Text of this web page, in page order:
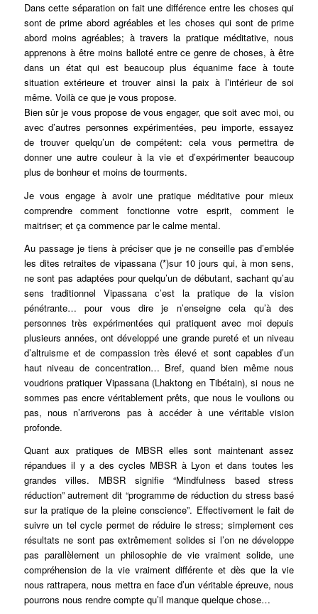
Dans cette séparation on fait une différence entre les choses qui
sont de prime abord agréables et les choses qui sont de prime
abord moins agréables; à travers la pratique méditative, nous
apprenons à être moins balloté entre ce genre de choses, à être
dans un état qui est beaucoup plus équanime face à toute
situation extérieure et trouver ainsi la paix à l’intérieur de soi
même. Voilà ce que je vous propose.
Bien sûr je vous propose de vous engager, que soit avec moi, ou
avec d’autres personnes expérimentées, peu importe, essayez
de trouver quelqu’un de compétent: cela vous permettra de
donner une autre couleur à la vie et d’expérimenter beaucoup
plus de bonheur et moins de tourments.
Je vous engage à avoir une pratique méditative pour mieux
comprendre comment fonctionne votre esprit, comment le
maitriser; et ça commence par le calme mental.
Au passage je tiens à préciser que je ne conseille pas d’emblée
les dites retraites de vipassana (*)sur 10 jours qui, à mon sens,
ne sont pas adaptées pour quelqu’un de débutant, sachant qu’au
sens traditionnel Vipassana c’est la pratique de la vision
pénétrante… pour vous dire je n’enseigne cela qu’à des
personnes très expérimentées qui pratiquent avec moi depuis
plusieurs années, ont développé une grande pureté et un niveau
d’altruisme et de compassion très élevé et sont capables d’un
haut niveau de concentration… Bref, quand bien même nous
voudrions pratiquer Vipassana (Lhaktong en Tibétain), si nous ne
sommes pas encre véritablement prêts, que nous le voulions ou
pas, nous n’arriverons pas à accéder à une véritable vision
profonde.
Quant aux pratiques de MBSR elles sont maintenant assez
répandues il y a des cycles MBSR à Lyon et dans toutes les
grandes villes. MBSR signifie “Mindfulness based stress
réduction” autrement dit “programme de réduction du stress basé
sur la pratique de la pleine conscience”. Effectivement le fait de
suivre un tel cycle permet de réduire le stress; simplement ces
résultats ne sont pas extrêmement solides si l’on ne développe
pas parallèlement un philosophie de vie vraiment solide, une
compréhension de la vie vraiment différente et dès que la vie
nous rattrapera, nous mettra en face d’un véritable épreuve, nous
pourrons nous rendre compte qu’il manque quelque chose…